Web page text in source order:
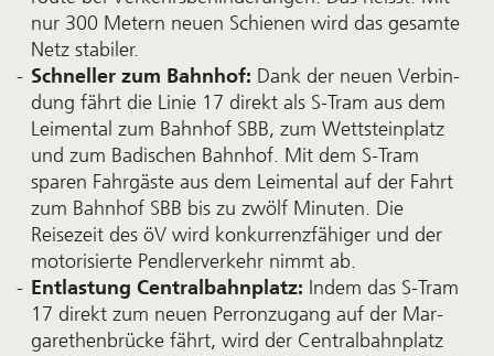
nur 300 Metern neuen Schienen wird das ge­samte
Netz stabiler.
Schneller zum Bahnhof: Dank der neuen Ver­bin­
dung fährt die Linie 17 direkt als S-Tram aus dem
Leimen­tal zum Bahn­hof SBB, zum Wettstein­platz
und zum Badischen Bahnhof. Mit dem S-Tram
sparen Fahr­gäste aus dem Leimen­tal auf der Fahrt
zum Bahn­hof SBB bis zu zwölf Minuten. Die
Reisezeit des öV wird kon­kurrenz­fähiger und der
moto­ri­sierte Pen­dler­ver­kehr nimmt ab.
Entlastung Centralbahnplatz: Indem das S-Tram
17 direkt zum neuen Perron­zugang auf der Mar­
garethen­brücke fährt, wird der Central­bahn­platz